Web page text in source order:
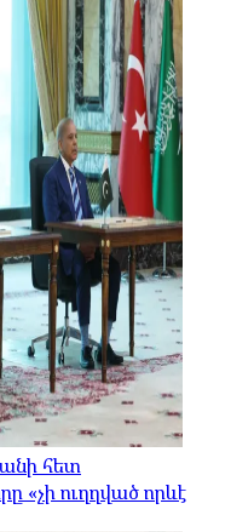
հետ
ուղղված որևէ